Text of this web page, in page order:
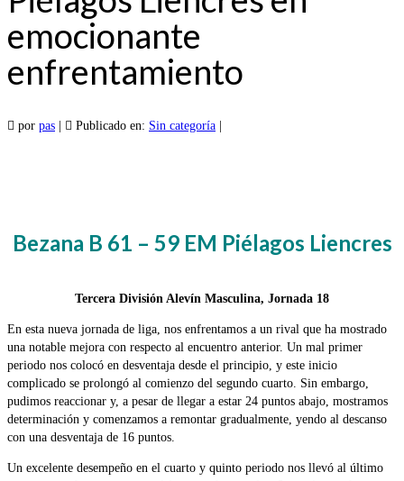
emocionante
enfrentamiento
por pas Publicado en: Sin categoría
Bezana B 61 – 59 EM Piélagos Liencres
Tercera División Alevín Masculina, Jornada 18
En esta nueva jornada de liga, nos enfrentamos a un rival que ha mostrado
una notable mejora con respecto al encuentro anterior. Un mal primer
periodo nos colocó en desventaja desde el principio, y este inicio
complicado se prolongó al comienzo del segundo cuarto. Sin embargo,
pudimos reaccionar y, a pesar de llegar a estar 24 puntos abajo, mostramos
determinación y comenzamos a remontar gradualmente, yendo al descanso
con una desventaja de 16 puntos.
Un excelente desempeño en el cuarto y quinto periodo nos llevó al último